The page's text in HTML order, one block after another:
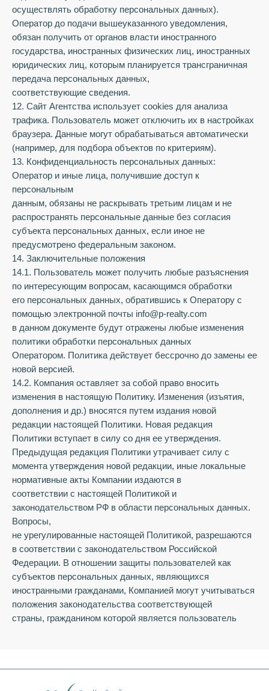
осуществлять обработку персональных данных).
Оператор до подачи вышеуказанного уведомления,
обязан получить от органов власти иностранного
государства, иностранных физических лиц, иностранных
юридических лиц, которым планируется трансграничная
передача персональных данных,
соответствующие сведения.
12. Сайт Агентства использует cookies для анализа
трафика. Пользователь может отключить их в настройках
браузера. Данные могут обрабатываться автоматически
(например, для подбора объектов по критериям).
13. Конфиденциальность персональных данных:
Оператор и иные лица, получившие доступ к
персональным
данным, обязаны не раскрывать третьим лицам и не
распространять персональные данные без согласия
субъекта персональных данных, если иное не
предусмотрено федеральным законом.
14. Заключительные положения
14.1. Пользователь может получить любые разъяснения
по интересующим вопросам, касающимся обработки
его персональных данных, обратившись к Оператору с
помощью электронной почты info@p-realty.com
в данном документе будут отражены любые изменения
политики обработки персональных данных
Оператором. Политика действует бессрочно до замены ее
новой версией.
14.2. Компания оставляет за собой право вносить
изменения в настоящую Политику. Изменения (изъятия,
дополнения и др.) вносятся путем издания новой
редакции настоящей Политики. Новая редакция
Политики вступает в силу со дня ее утверждения.
Предыдущая редакция Политики утрачивает силу с
момента утверждения новой редакции, иные локальные
нормативные акты Компании издаются в
соответствии с настоящей Политикой и
законодательством РФ в области персональных данных.
Вопросы,
не урегулированные настоящей Политикой, разрешаются
в соответствии с законодательством Российской
Федерации. В отношении защиты пользователей как
субъектов персональных данных, являющихся
иностранными гражданами, Компанией могут учитываться
положения законодательства соответствующей
страны, гражданином которой является пользователь